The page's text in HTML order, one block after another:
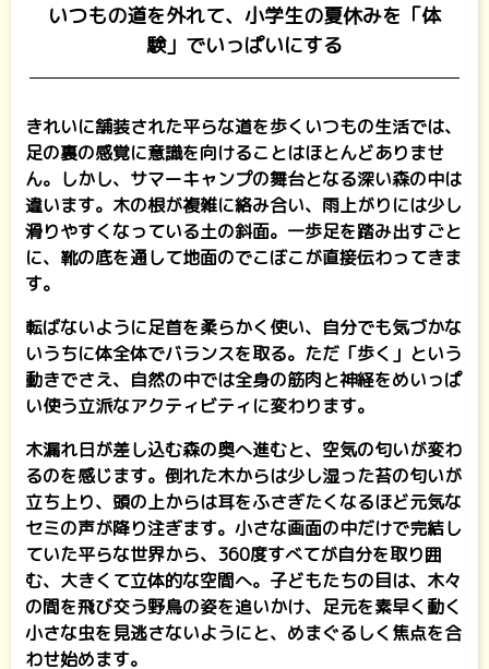
いつもの道を外れて、小学生の夏休みを「体
験」でいっぱいにする
きれいに舗装された平らな道を歩くいつもの生活では、
足の裏の感覚に意識を向けることはほとんどありませ
ん。しかし、サマーキャンプの舞台となる深い森の中は
違います。木の根が複雑に絡み合い、雨上がりには少し
滑りやすくなっている土の斜面。一歩足を踏み出すごと
に、靴の底を通して地面のでこぼこが直接伝わってきま
す。
転ばないように足首を柔らかく使い、自分でも気づかな
いうちに体全体でバランスを取る。ただ「歩く」という
動きでさえ、自然の中では全身の筋肉と神経をめいっぱ
い使う立派なアクティビティに変わります。
木漏れ日が差し込む森の奥へ進むと、空気の匂いが変わ
るのを感じます。倒れた木からは少し湿った苔の匂いが
立ち上り、頭の上からは耳をふさぎたくなるほど元気な
セミの声が降り注ぎます。小さな画面の中だけで完結し
ていた平らな世界から、360度すべてが自分を取り囲
む、大きくて立体的な空間へ。子どもたちの目は、木々
の間を飛び交う野鳥の姿を追いかけ、足元を素早く動く
小さな虫を見逃さないようにと、めまぐるしく焦点を合
わせ始めます。